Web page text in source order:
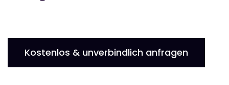
Kostenlos & unverbindlich anfragen